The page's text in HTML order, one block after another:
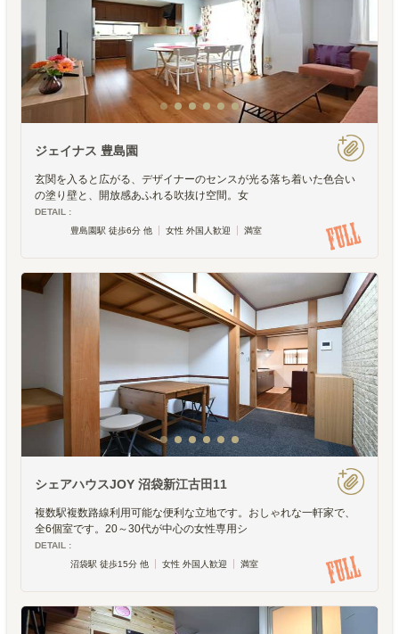
ジェイナス 豊島園
玄関を入ると広がる、デザイナーのセンスが光る落ち着いた色合い
の塗り壁と、開放感あふれる吹抜け空間。女
DETAIL :
豊島園駅 徒歩6分 他
女性 外国人歓迎 満室
シェアハウスJOY 沼袋新江古田11
複数駅複数路線利用可能な便利な立地です。おしゃれな一軒家で、
全6個室です。20～30代が中心の女性専用シ
DETAIL :
沼袋駅 徒歩15分 他
女性 外国人歓迎 満室